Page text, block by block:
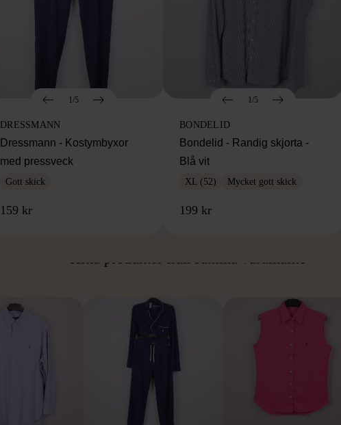
1/5
DRESSMANN
Dressmann - Kostymbyxor
med pressveck
Gott skick
159 kr
1/5
BONDELID
Bondelid - Randig skjorta -
Blå vit
XL (52) Mycket gott skick
199 kr